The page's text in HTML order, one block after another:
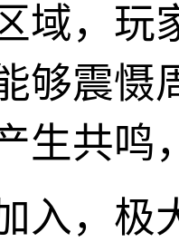
域，玩
够震慑
生共鸣
入，极